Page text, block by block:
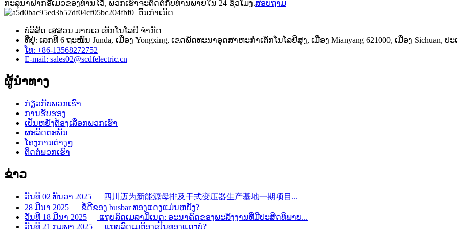
ກະລຸນາຝາກອີເມວຂອງທ່ານໄວ້, ພວກເຮົາຈະຕິດຕໍ່ກັບທ່ານພາຍໃນ 24 ຊົ່ວໂມງ.ສອບຖາມ
ບໍລິສັດ ເສສວນ ມາຍເວ ເທັກໂນໂລຢີ ຈຳກັດ
ທີ່ຢູ່: ເລກທີ 6 ຖະໜົນ Junda, ເມືອງ Yongxing, ເຂດພັດທະນາອຸດສາຫະກຳເຕັກໂນໂລຢີສູງ, ເມືອງ Mianyang 621000, ເມືອງ Sichuan, ປະ
ໂທ: +86-13568272752
E-mail: sales02@scdfelectric.cn
ຜູ້ນຳທາງ
ກ່ຽວກັບພວກເຮົາ
ການຮັບຮອງ
ເປັນຫຍັງຕ້ອງເລືອກພວກເຮົາ
ຜະລິດຕະພັນ
ໂຄງການຕ່າງໆ
ຕິດຕໍ່ພວກເຮົາ
ຂ່າວ
ວັນທີ 02 ທັນວາ 2025
四川迈为新能源母排及干式变压器生产基地一期项目...
28 ມີນາ 2025
ຂໍ້ດີຂອງ busbar ທອງແດງແມ່ນຫຍັງ?
ວັນທີ 18 ມີນາ 2025
ແຖບລົດເມລາມິເນດ: ອະນາຄົດຂອງພະລັງງານທີ່ມີປະສິດທິພາບ...
ວັນທີ 21 ກຸມພາ 2025
ແຖບລົດເມຕ້ອງເປັນທອງແດງບໍ?